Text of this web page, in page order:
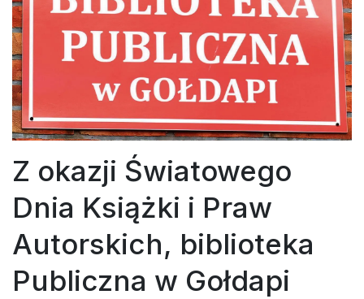
Z okazji Światowego
Dnia Książki i Praw
Autorskich, biblioteka
Publiczna w Gołdapi